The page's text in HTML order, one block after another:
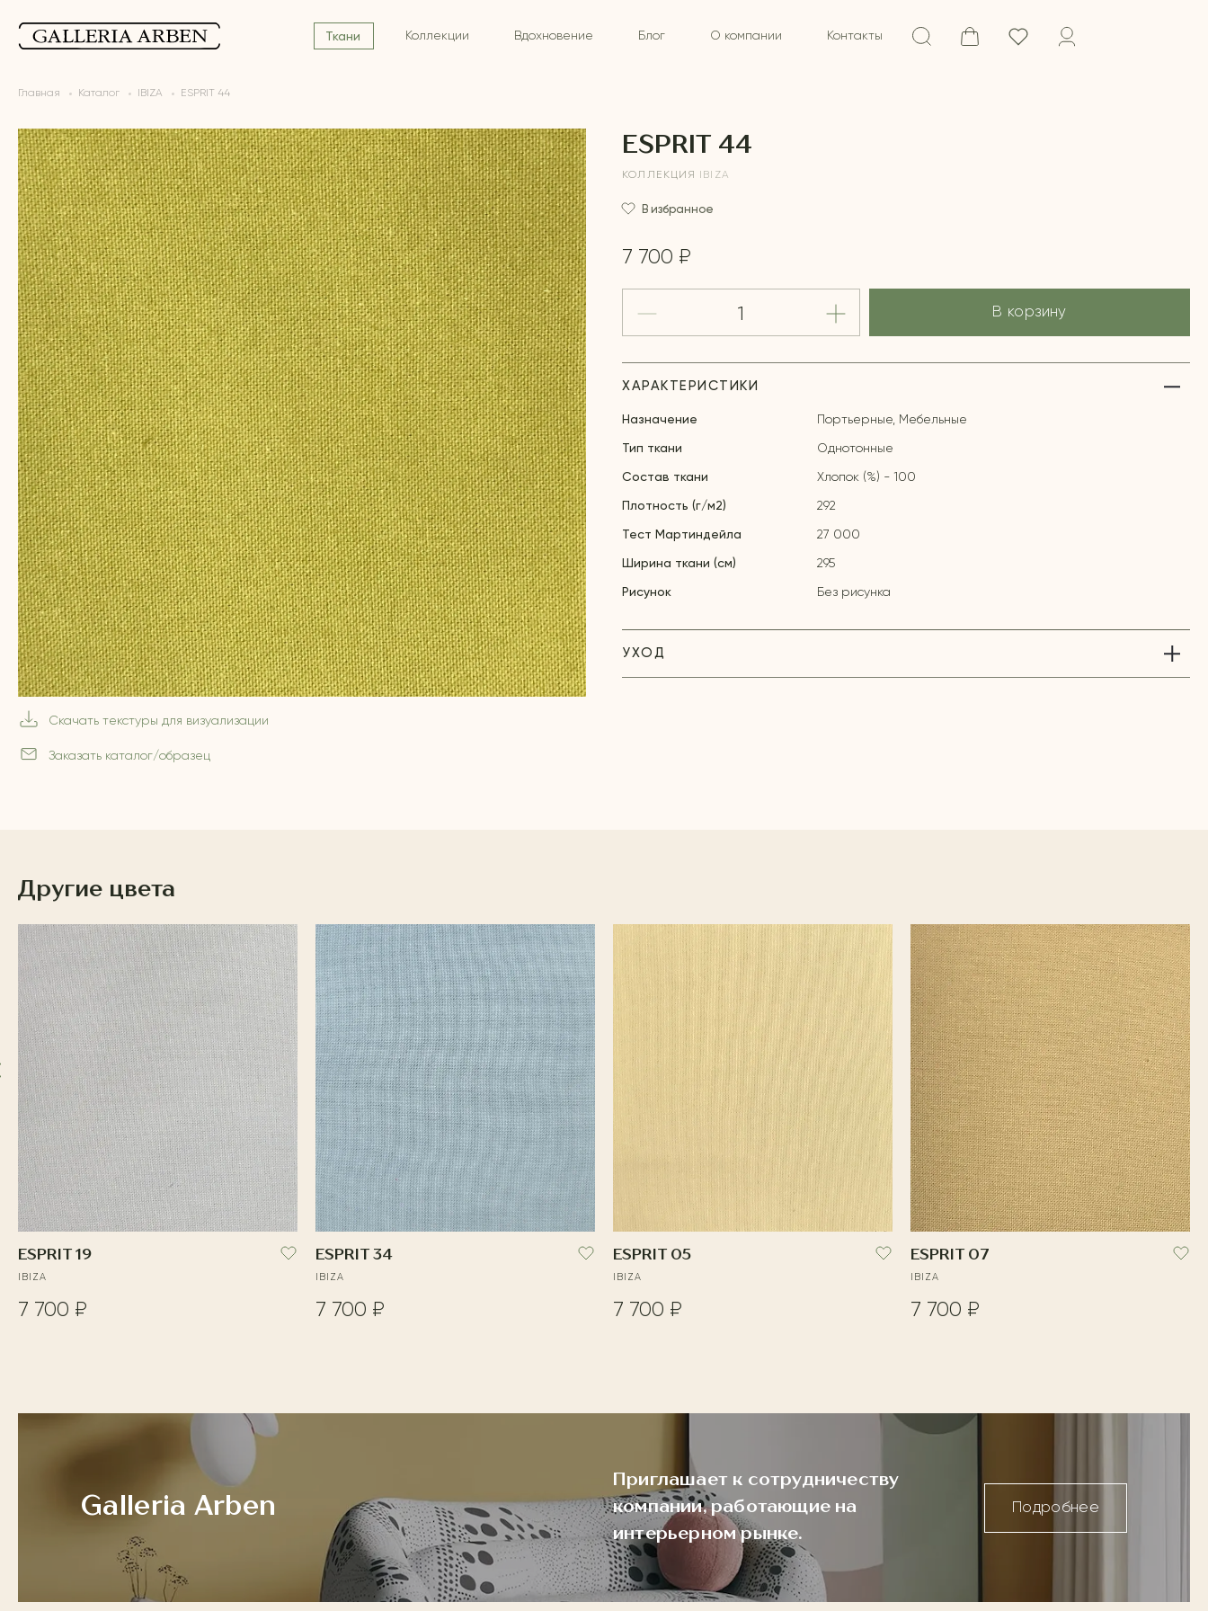
Ткани Коллекции Вдохновение Блог О компании Контакты
Главная Каталог IBIZA ESPRIT 44
Скачать текстуры для визуализации
Заказать каталог/образец
ESPRIT 44
КОЛЛЕКЦИЯ IBIZA
В избранное
7 700 ₽
В корзину
ХАРАКТЕРИСТИКИ
Назначение Портьерные, Мебельные
Тип ткани Однотонные
Состав ткани Хлопок (%) - 100
Плотность (г/м2) 292
Тест Мартиндейла 27 000
Ширина ткани (см) 295
Рисунок Без рисунка
УХОД
Другие цвета
ESPRIT 19
IBIZA
7 700 ₽
ESPRIT 34
IBIZA
7 700 ₽
ESPRIT 05
IBIZA
7 700 ₽
ESPRIT 07
IBIZA
7 700 ₽
Galleria Arben
Приглашает к сотрудничеству
компании, работающие на
интерьерном рынке.
Подробнее